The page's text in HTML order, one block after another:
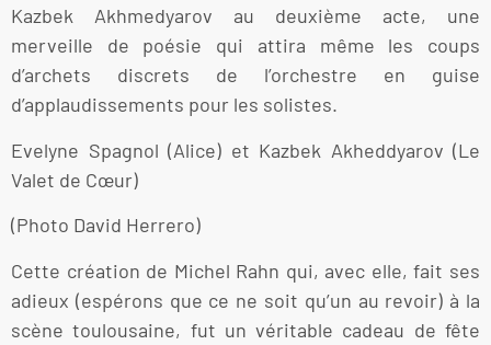
Kazbek Akhmedyarov au deuxième acte, une
merveille de poésie qui attira même les coups
d’archets discrets de l’orchestre en guise
d’applaudissements pour les solistes.
Evelyne Spagnol (Alice) et Kazbek Akheddyarov (Le
Valet de Cœur)
(Photo David Herrero)
Cette création de Michel Rahn qui, avec elle, fait ses
adieux (espérons que ce ne soit qu’un au revoir) à la
scène toulousaine, fut un véritable cadeau de fête